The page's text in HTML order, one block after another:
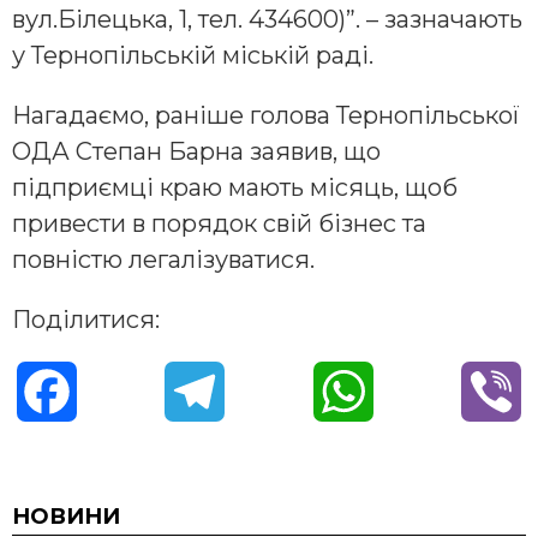
вул.Білецька, 1, тел. 434600)”. – зазначають
у Тернопільській міській раді.
Нагадаємо, раніше голова Тернопільської
ОДА Степан Барна заявив, що
підприємці краю мають місяць, щоб
привести в порядок свій бізнес та
повністю легалізуватися.
Поділитися:
c
НОВИНИ